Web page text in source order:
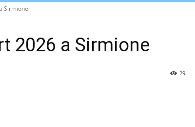
Sirmione
2026 a Sirmione
29